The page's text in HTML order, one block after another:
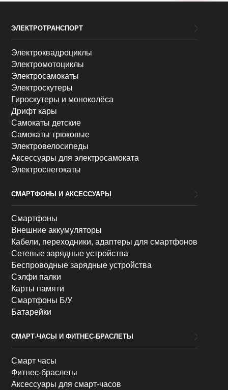
ЭЛЕКТРОТРАНСПОРТ
Электроквадроциклы
Электромотоциклы
Электросамокаты
Электроскутеры
Гироскутеры и моноколёса
Дрифт кары
Самокаты детские
Самокаты трюковые
Электровелосипеды
Аксессуары для электросамоката
Электроснегокаты
СМАРТФОНЫ И АКСЕССУАРЫ
Смартфоны
Внешние аккумуляторы
Кабели, переходники, адаптеры для смартфонов
Сетевые зарядные устройства
Беспроводные зарядные устройства
Сэлфи палки
Карты памяти
Смартфоны Б/У
Батарейки
СМАРТ-ЧАСЫ И ФИТНЕС-БРАСЛЕТЫ
Смарт часы
Фитнес-браслеты
Аксессуары для смарт-часов